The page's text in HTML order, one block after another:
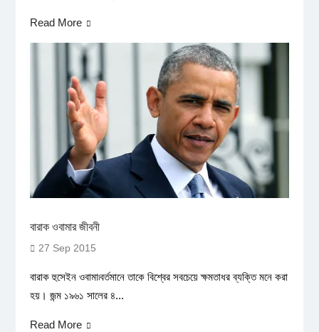
Read More
বারাক ওবামার জীবনী
27 Sep 2015
বারাক হুসেইন ওবামা৷বর্তমানে তাকে বিশ্বের সবচেয়ে ক্ষমতাধর ব্যক্তি মনে করা
হয়। জন্ম ১৯৬১ সালের ৪...
Read More